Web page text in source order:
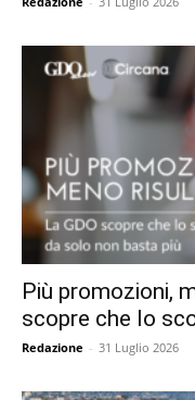
Più promozioni,
scopre che lo
Redazione - 31 Luglio 2026